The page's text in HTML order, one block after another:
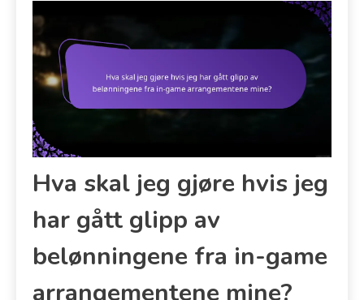
Hva skal jeg gjøre hvis jeg
har gått glipp av
belønningene fra in-game
arrangementene mine?